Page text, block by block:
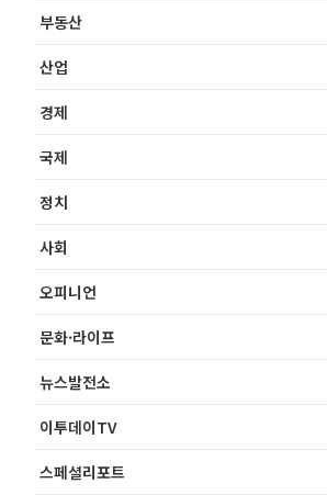
부동산
산업
경제
국제
정치
사회
오피니언
문화·라이프
뉴스발전소
이투데이TV
스페셜리포트